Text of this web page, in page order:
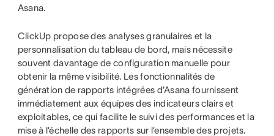
Asana.
ClickUp propose des analyses granulaires et la
personnalisation du tableau de bord, mais nécessite
souvent davantage de configuration manuelle pour
obtenir la même visibilité. Les fonctionnalités de
génération de rapports intégrées d’Asana fournissent
immédiatement aux équipes des indicateurs clairs et
exploitables, ce qui facilite le suivi des performances et la
mise à l’échelle des rapports sur l’ensemble des projets.